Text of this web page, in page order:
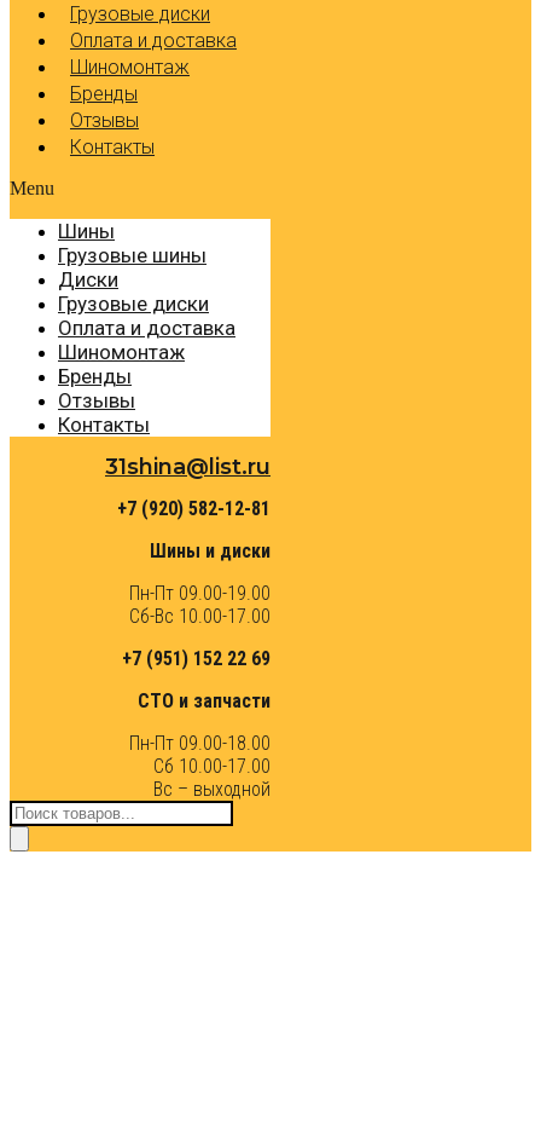
Грузовые диски
Оплата и доставка
Шиномонтаж
Бренды
Отзывы
Контакты
Menu
Шины
Грузовые шины
Диски
Грузовые диски
Оплата и доставка
Шиномонтаж
Бренды
Отзывы
Контакты
31shina@list.ru
+7 (920) 582-12-81
Шины и диски
Пн-Пт 09.00-19.00
Сб-Вс 10.00-17.00
+7 (951) 152 22 69
СТО и запчасти
Пн-Пт 09.00-18.00
Сб 10.00-17.00
Вс – выходной
Поиск
товаров